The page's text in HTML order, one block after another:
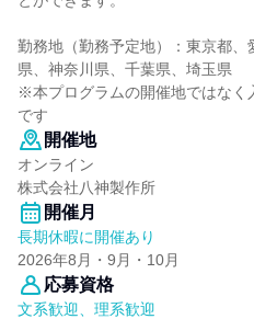
勤務地（勤務予定地）：東京都
県、神奈川県、千葉県、埼玉県
※本プログラムの開催地ではなく
です
開催地
オンライン
株式会社八神製作所
開催月
長期休暇に開催あり
2026年8月・9月・10月
応募資格
文系歓迎、理系歓迎